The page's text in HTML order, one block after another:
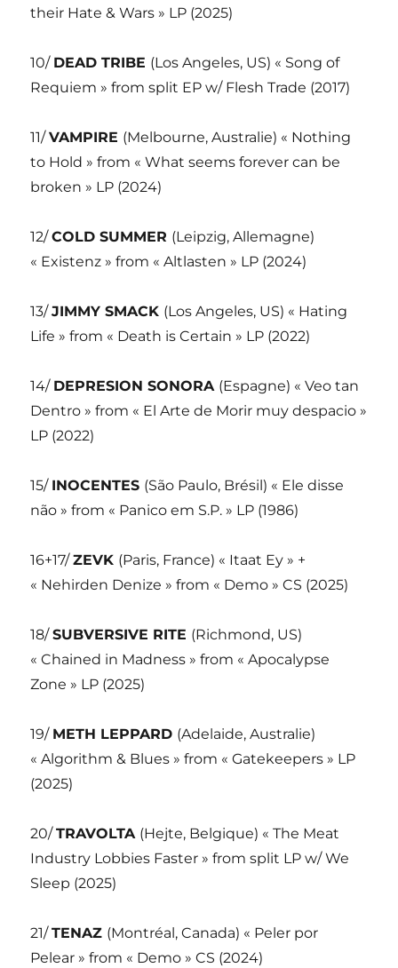
their Hate & Wars » LP (2025)
10/ DEAD TRIBE (Los Angeles, US) « Song of
Requiem » from split EP w/ Flesh Trade (2017)
11/VAMPIRE (Melbourne, Australie) « Nothing
to Hold » from « What seems forever can be
broken » LP (2024)
12/COLD SUMMER (Leipzig, Allemagne)
« Existenz » from « Altlasten » LP (2024)
13/JIMMY SMACK (Los Angeles, US) « Hating
Life » from « Death is Certain » LP (2022)
14/ DEPRESION SONORA (Espagne) « Veo tan
Dentro » from « El Arte de Morir muy despacio »
LP (2022)
15/ INOCENTES (São Paulo, Brésil) « Ele disse
não » from « Panico em S.P. » LP (1986)
16+17/ZEVK (Paris, France) « Itaat Ey » +
« Nehirden Denize » from « Demo » CS (2025)
18/SUBVERSIVE RITE (Richmond, US)
« Chained in Madness » from « Apocalypse
Zone » LP (2025)
19/ METH LEPPARD (Adelaide, Australie)
« Algorithm & Blues » from « Gatekeepers » LP
(2025)
20/TRAVOLTA (Hejte, Belgique) « The Meat
Industry Lobbies Faster » from split LP w/ We
Sleep (2025)
21/TENAZ (Montréal, Canada) « Peler por
Pelear » from « Demo » CS (2024)